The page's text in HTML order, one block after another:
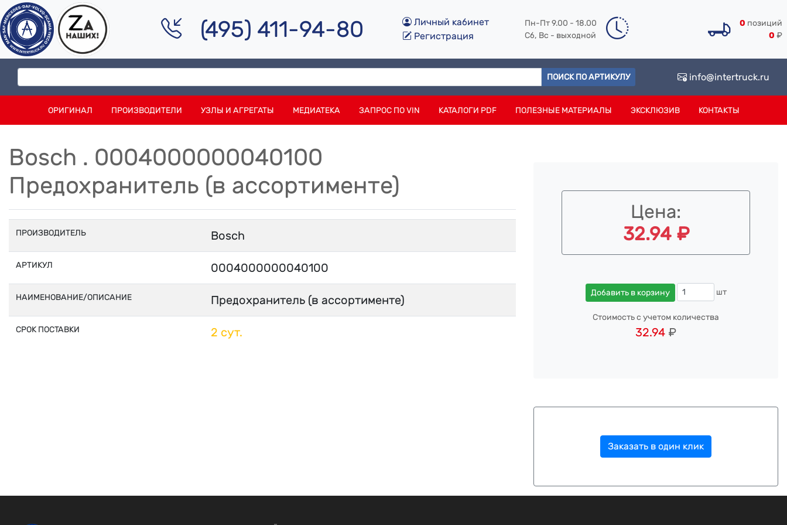
(495) 411-94-80
Личный кабинет
Регистрация
Пн-Пт 9.00 - 18.00
Сб, Вс - выходной
0 позиций
0 ₽
ПОИСК ПО АРТИКУЛУ info@intertruck.ru
ОРИГИНАЛ ПРОИЗВОДИТЕЛИ УЗЛЫ И АГРЕГАТЫ МЕДИАТЕКА ЗАПРОС ПО VIN КАТАЛОГИ PDF ПОЛЕЗНЫЕ МАТЕРИАЛЫ ЭКСКЛЮЗИВ КОНТАКТЫ
Bosch . 0004000000040100
Предохранитель (в ассортименте)
ПРОИЗВОДИТЕЛЬ Bosch
АРТИКУЛ 0004000000040100
НАИМЕНОВАНИЕ/ОПИСАНИЕ Предохранитель (в ассортименте)
СРОК ПОСТАВКИ 2 сут.
Цена:
32.94 ₽
Добавить в корзину шт
Стоимость с учетом количества
32.94 ₽
Заказать в один клик